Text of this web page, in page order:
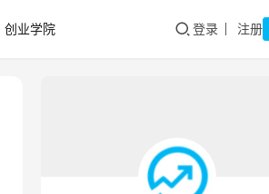
创业学院 登录 注册